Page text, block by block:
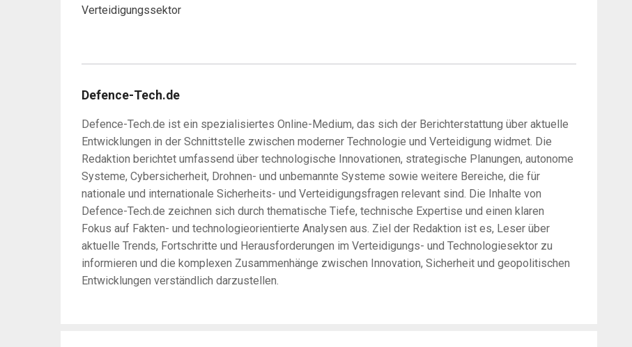
Verteidigungssektor
Defence-Tech.de
Defence-Tech.de ist ein spezialisiertes Online-Medium, das sich der Berichterstattung über aktuelle
Entwicklungen in der Schnittstelle zwischen moderner Technologie und Verteidigung widmet. Die
Redaktion berichtet umfassend über technologische Innovationen, strategische Planungen, autonome
Systeme, Cybersicherheit, Drohnen- und unbemannte Systeme sowie weitere Bereiche, die für
nationale und internationale Sicherheits- und Verteidigungsfragen relevant sind. Die Inhalte von
Defence-Tech.de zeichnen sich durch thematische Tiefe, technische Expertise und einen klaren
Fokus auf Fakten- und technologieorientierte Analysen aus. Ziel der Redaktion ist es, Leser über
aktuelle Trends, Fortschritte und Herausforderungen im Verteidigungs- und Technologiesektor zu
informieren und die komplexen Zusammenhänge zwischen Innovation, Sicherheit und geopolitischen
Entwicklungen verständlich darzustellen.